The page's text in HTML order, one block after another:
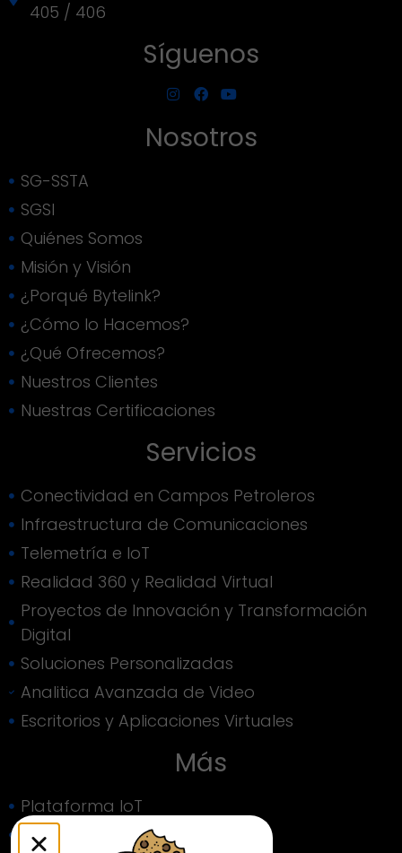
405 / 406
Síguenos
Nosotros
SG-SSTA
SGSI
Quiénes Somos
Misión y Visión
¿Porqué Bytelink?
¿Cómo lo Hacemos?
¿Qué Ofrecemos?
Nuestros Clientes
Nuestras Certificaciones
Servicios
Conectividad en Campos Petroleros
Infraestructura de Comunicaciones
Telemetría e IoT
Realidad 360 y Realidad Virtual
Proyectos de Innovación y Transformación
Digital
Soluciones Personalizadas
Analitica Avanzada de Video
Escritorios y Aplicaciones Virtuales
Más
Plataforma IoT
Plataforma de Monitoreo